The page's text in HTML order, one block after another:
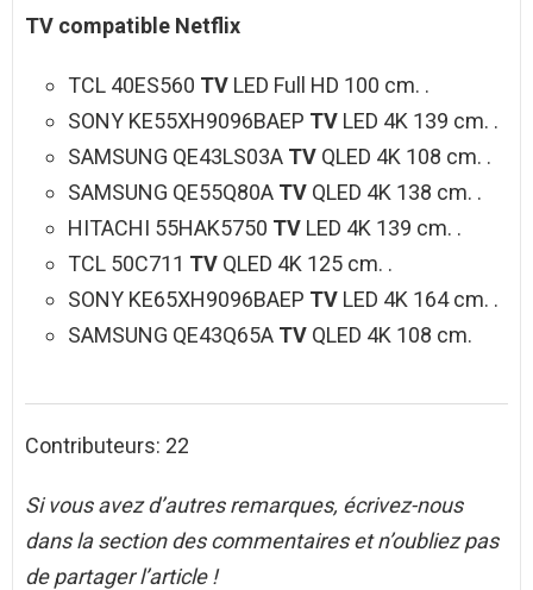
TV compatible Netflix
TCL 40ES560 TV LED Full HD 100 cm. .
SONY KE55XH9096BAEP TV LED 4K 139 cm. .
SAMSUNG QE43LS03A TV QLED 4K 108 cm. .
SAMSUNG QE55Q80A TV QLED 4K 138 cm. .
HITACHI 55HAK5750 TV LED 4K 139 cm. .
TCL 50C711 TV QLED 4K 125 cm. .
SONY KE65XH9096BAEP TV LED 4K 164 cm. .
SAMSUNG QE43Q65A TV QLED 4K 108 cm.
Contributeurs: 22
Si vous avez d’autres remarques, écrivez-nous
dans la section des commentaires et n’oubliez pas
de partager l’article !